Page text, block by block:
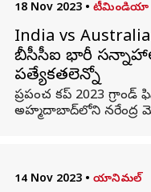
18 Nov 2023 • టీమిండియా
India vs
బీసీసీఐ భారీ
ప్రత్యేకతలెన్నో
ప్రపంచ కప్ 2023
అహ్మదాబాద్‌లోని నరేంద్ర
14 Nov 2023 • యానిమల్